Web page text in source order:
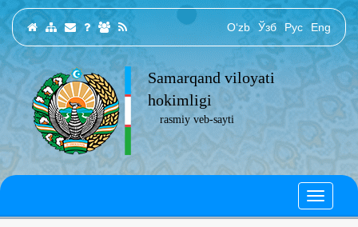
O‘zb Ўзб Рус Eng
Samarqand viloyati
hokimligi
rasmiy veb-sayti